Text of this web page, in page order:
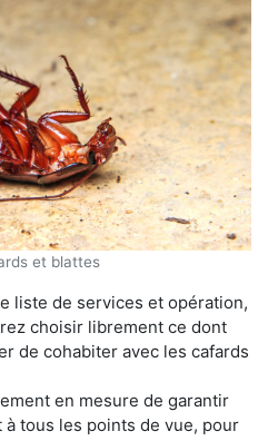
et blattes
liste de services et opération,
choisir librement ce dont
de cohabiter avec les cafards
en mesure de garantir
tous les points de vue, pour